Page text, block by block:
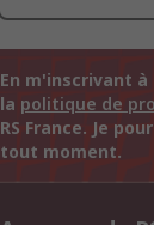
En m'inscrivant
la politique de
RS France. Je
tout moment.